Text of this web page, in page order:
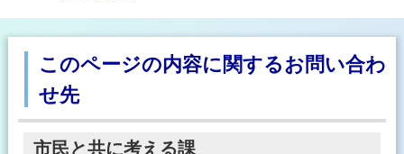
このページの内容に関するお問い合わ
せ先
市民と共に考える課